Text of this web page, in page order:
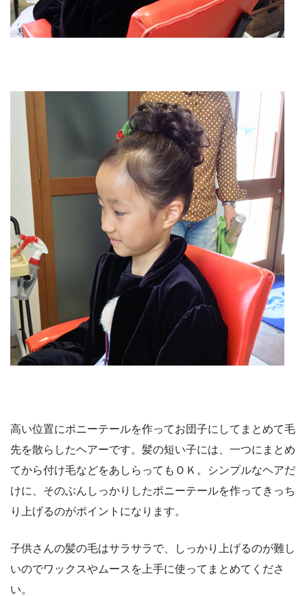
高い位置にポニーテールを作ってお団子にしてまとめて毛
先を散らしたヘアーです。髪の短い子には、一つにまとめ
てから付け毛などをあしらってもＯＫ。シンプルなヘアだ
けに、そのぶんしっかりしたポニーテールを作ってきっち
り上げるのがポイントになります。
子供さんの髪の毛はサラサラで、しっかり上げるのが難し
いのでワックスやムースを上手に使ってまとめてくださ
い。